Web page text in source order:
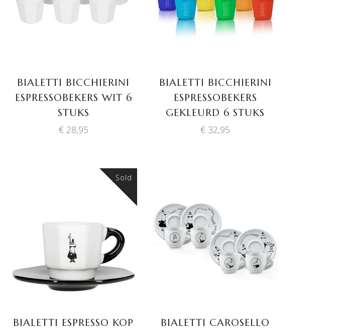
BIALETTI BICCHIERINI
ESPRESSOBEKERS WIT 6
STUKS
€28,95
BIALETTI BICCHIERINI
ESPRESSOBEKERS
GEKLEURD 6 STUKS
€ 32,95
Sold
LEES VERDER
BIALETTI ESPRESSO KOP
TOEVOEGEN AAN
WINKELWAGEN
BIALETTI CAROSELLO